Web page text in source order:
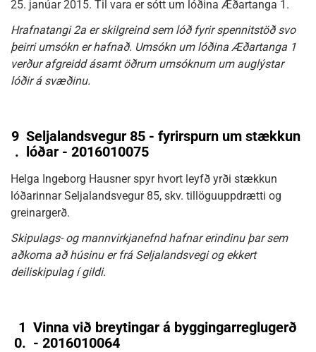
25. janúar 2015. Til vara er sótt um lóðina Æðartanga 1.
Hrafnatangi 2a er skilgreind sem lóð fyrir spennitstöð svo
þeirri umsókn er hafnað. Umsókn um lóðina Æðartanga 1
verður afgreidd ásamt öðrum umsóknum um auglýstar
lóðir á svæðinu.
9
.
Seljalandsvegur 85 - fyrirspurn um stækkun
lóðar - 2016010075
Helga Ingeborg Hausner spyr hvort leyfð yrði stækkun
lóðarinnar Seljalandsvegur 85, skv. tillöguuppdrætti og
greinargerð.
Skipulags- og mannvirkjanefnd hafnar erindinu þar sem
aðkoma að húsinu er frá Seljalandsvegi og ekkert
deiliskipulag í gildi.
1
0.
Vinna við breytingar á byggingarreglugerð
- 2016010064